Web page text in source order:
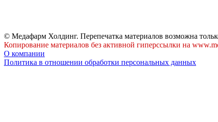
© Медафарм Холдинг. Перепечатка материалов возможна
Копирование материалов без активной гиперссылки на
О компании
Политика в отношении обработки персональных данных